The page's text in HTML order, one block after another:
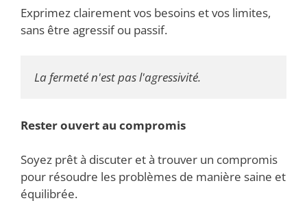
Exprimez clairement vos besoins et vos limites,
sans être agressif ou passif.
La fermeté n'est pas l'agressivité.
Rester ouvert au compromis
Soyez prêt à discuter et à trouver un compromis
pour résoudre les problèmes de manière saine et
équilibrée.